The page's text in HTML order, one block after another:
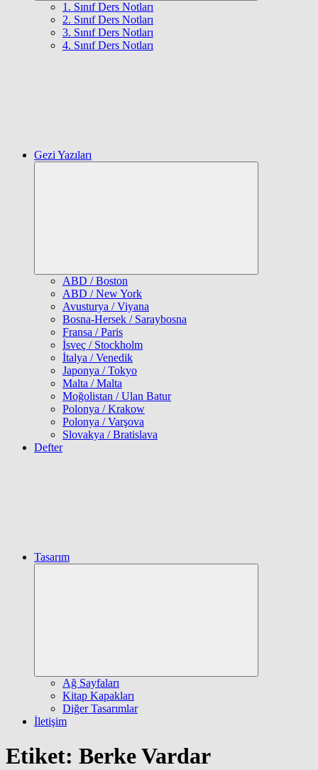
1. Sınıf Ders Notları
2. Sınıf Ders Notları
3. Sınıf Ders Notları
4. Sınıf Ders Notları
Gezi Yazıları
ABD / Boston
ABD / New York
Avusturya / Viyana
Bosna-Hersek / Saraybosna
Fransa / Paris
İsveç / Stockholm
İtalya / Venedik
Japonya / Tokyo
Malta / Malta
Moğolistan / Ulan Batur
Polonya / Krakow
Polonya / Varşova
Slovakya / Bratislava
Defter
Tasarım
Ağ Sayfaları
Kitap Kapakları
Diğer Tasarımlar
İletişim
Etiket: Berke Vardar